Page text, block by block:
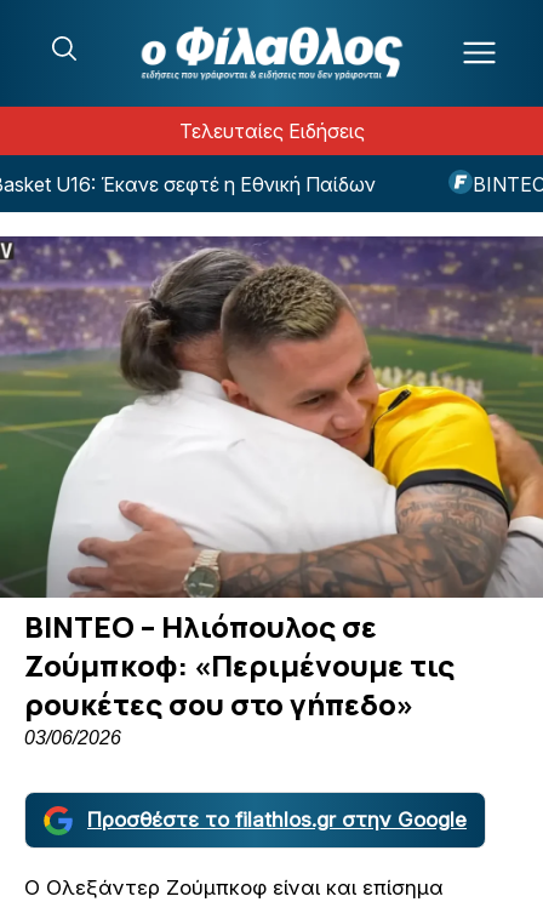
Τελευταίες Ειδήσεις
U16: Έκανε σεφτέ η Εθνική Παίδων ΒΙΝΤΕΟ:
ΒΙΝΤΕΟ – Ηλιόπουλος σε
Ζούμπκoφ: «Περιμένουμε τις
ρουκέτες σου στο γήπεδο»
03/06/2026
Προσθέστε το filathlos.gr στην Google
Ο Ολεξάντερ Ζούμπκoφ είναι και επίσημα